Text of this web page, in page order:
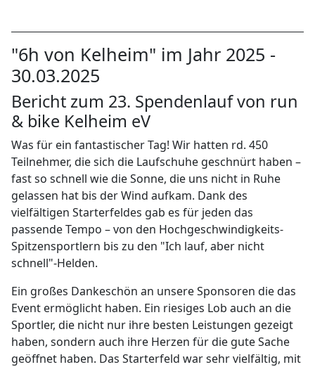
"6h von Kelheim" im Jahr 2025 -
30.03.2025
Bericht zum 23. Spendenlauf von run
& bike Kelheim eV
Was für ein fantastischer Tag! Wir hatten rd. 450
Teilnehmer, die sich die Laufschuhe geschnürt haben –
fast so schnell wie die Sonne, die uns nicht in Ruhe
gelassen hat bis der Wind aufkam. Dank des
vielfältigen Starterfeldes gab es für jeden das
passende Tempo – von den Hochgeschwindigkeits-
Spitzensportlern bis zu den "Ich lauf, aber nicht
schnell"-Helden.
Ein großes Dankeschön an unsere Sponsoren die das
Event ermöglicht haben. Ein riesiges Lob auch an die
Sportler, die nicht nur ihre besten Leistungen gezeigt
haben, sondern auch ihre Herzen für die gute Sache
geöffnet haben. Das Starterfeld war sehr vielfältig, mit